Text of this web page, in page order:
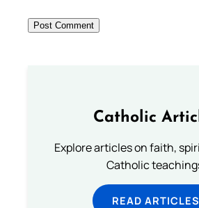
Catholic
Explore articles on faith,
Catholic
READ ARTICLES